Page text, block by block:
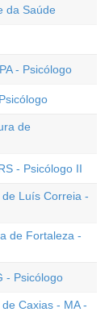
da Saúde
- Psicólogo
de
- Psicólogo II
Luís Correia -
de Fortaleza -
- Psicólogo
Caxias - MA -